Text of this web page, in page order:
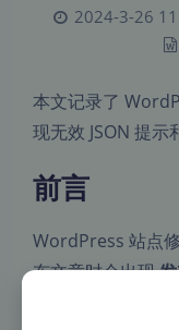
2024-3-26
本文记录了
现无效 JSON 提示
前言
WordPress 站点
布文章时会出现